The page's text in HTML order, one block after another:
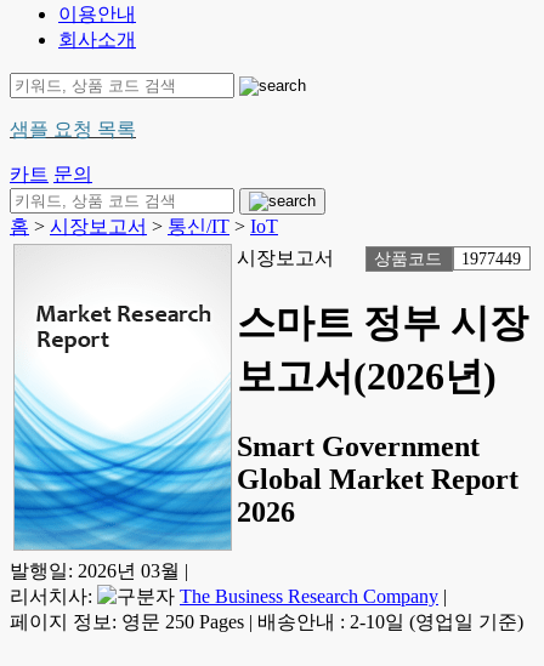
이용안내
회사소개
샘플 요청 목록
카트 문의
홈 > 시장보고서 > 통신/IT > IoT
시장보고서
상품코드 1977449
스마트 정부 시장
보고서(2026년)
Smart Government
Global Market Report
2026
발행일: 2026년 03월 |
리서치사:
The Business Research Company |
페이지 정보: 영문 250 Pages | 배송안내 : 2-10일 (영업일 기준)